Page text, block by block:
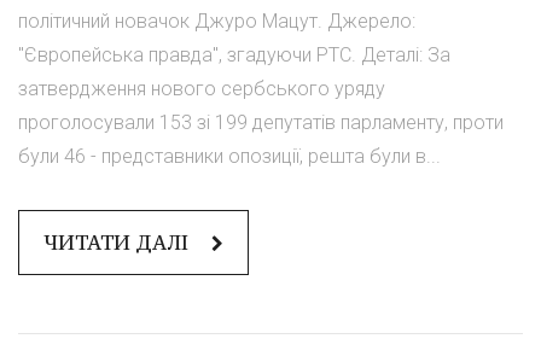
політичний новачок Джуро Мацут. Джерело:
"Європейська правда", згадуючи РТС. Деталі: За
затвердження нового сербського уряду
проголосували 153 зі 199 депутатів парламенту, проти
були 46 - представники опозиції, решта були в...
ЧИТАТИ ДАЛІ